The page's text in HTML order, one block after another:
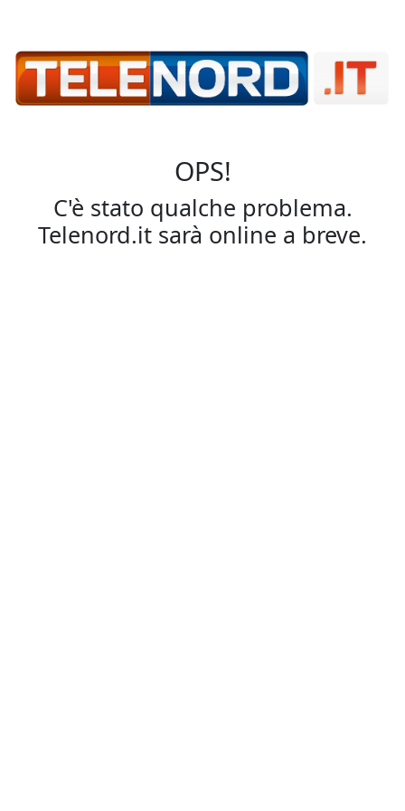
OPS!
C'è stato qualche problema.
Telenord.it sarà online a breve.